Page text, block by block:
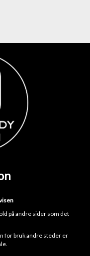
på andre sider som det
for bruk andre steder er